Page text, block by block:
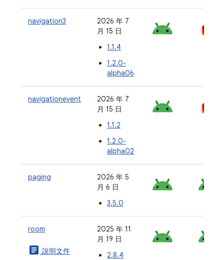
navigation3
2026 年 7
月 15 日
1.1.4
1.2.0-
alpha06
navigationevent
2026 年 7
月 15 日
1.1.2
1.2.0-
alpha02
paging
2026 年 5
月 6 日
3.5.0
room
article 說明文件
2025 年 11
月 19 日
2.8.4